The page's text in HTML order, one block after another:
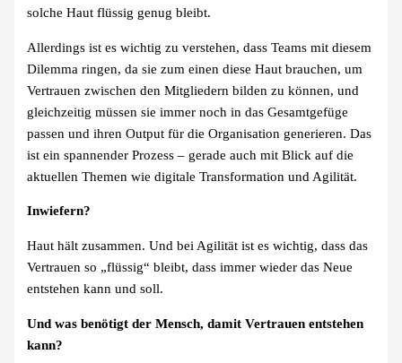
solche Haut flüssig genug bleibt.
Allerdings ist es wichtig zu verstehen, dass Teams mit diesem
Dilemma ringen, da sie zum einen diese Haut brauchen, um
Vertrauen zwischen den Mitgliedern bilden zu können, und
gleichzeitig müssen sie immer noch in das Gesamtgefüge
passen und ihren Output für die Organisation generieren. Das
ist ein spannender Prozess – gerade auch mit Blick auf die
aktuellen Themen wie digitale Transformation und Agilität.
Inwiefern?
Haut hält zusammen. Und bei Agilität ist es wichtig, dass das
Vertrauen so „flüssig“ bleibt, dass immer wieder das Neue
entstehen kann und soll.
Und was benötigt der Mensch, damit Vertrauen entstehen
kann?